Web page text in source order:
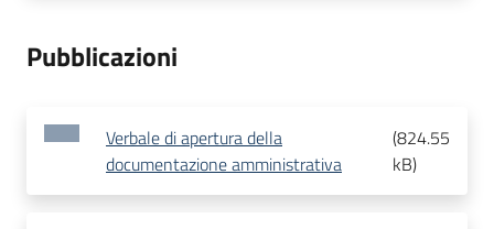
Pubblicazioni
Verbale di apertura della
documentazione amministrativa
(824.55
kB)